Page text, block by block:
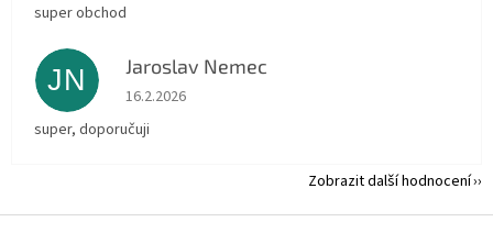
super obchod
JN Jaroslav Nemec
Hodnocení obchodu je 5 z 5 hvězdiček.
16.2.2026
super, doporučuji
Zobrazit další hodnocení